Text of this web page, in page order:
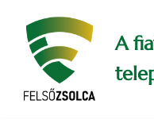
Skip
content
A